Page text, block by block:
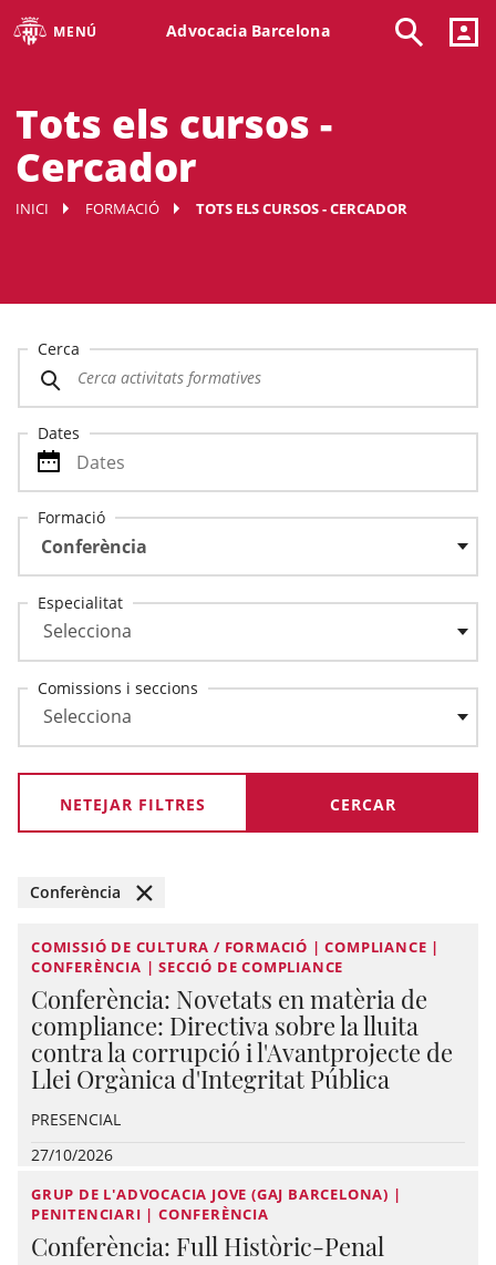
MENÚ Advocacia Barcelona
Tots els cursos -
Cercador
INICI FORMACIÓ TOTS ELS CURSOS - CERCADOR
Cerca
Dates
Formació
Conferència
Especialitat
Comissions i seccions
NETEJAR FILTRES
Conferència
COMISSIÓ DE CULTURA / FORMACIÓ | COMPLIANCE |
CONFERÈNCIA | SECCIÓ DE COMPLIANCE
Conferència: Novetats en matèria de
compliance: Directiva sobre la lluita
contra la corrupció i l'Avantprojecte de
Llei Orgànica d'Integritat Pública
PRESENCIAL
27/10/2026
GRUP DE L'ADVOCACIA JOVE (GAJ BARCELONA) |
PENITENCIARI | CONFERÈNCIA
Conferència: Full Històric-Penal